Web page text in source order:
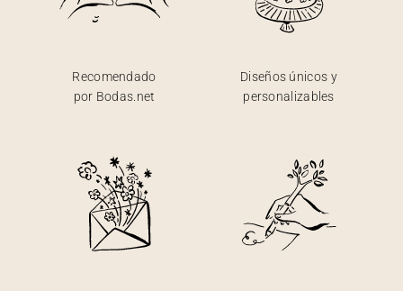
Recomendado
por Bodas.net
Diseños únicos y
personalizables